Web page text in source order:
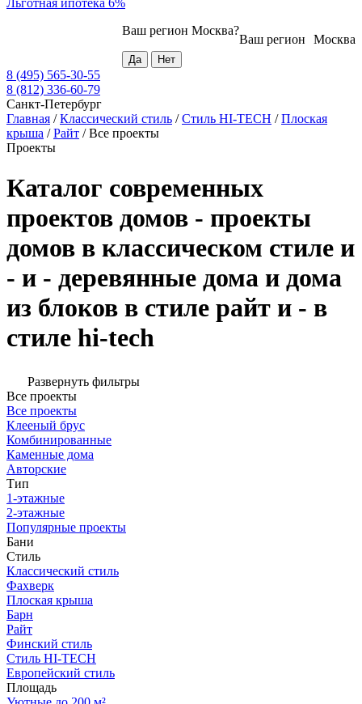
Льготная ипотека 6%
Москва
Ваш регион
Ваш регион Москва?
8 (495) 565-30-55
8 (812) 336-60-79
Санкт-Петербург
Главная /Классический стиль /Стиль HI-TECH /Плоская
крыша /Райт /Все проекты
Проекты
Каталог современных
проектов домов - проекты
домов в классическом стиле и
- и - деревянные дома и дома
из блоков в стиле райт и - в
стиле hi-tech
Развернуть фильтры
Все проекты
Все проекты
Клееный брус
Комбинированные
Каменные дома
Авторские
Тип
1-этажные
2-этажные
Популярные проекты
Бани
Стиль
Классический стиль
Фахверк
Плоская крыша
Барн
Райт
Финский стиль
Стиль HI-TECH
Европейский стиль
Площадь